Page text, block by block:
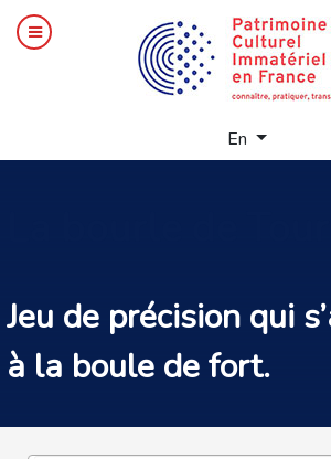
En
Jeu de précision qui
à la boule de fort.